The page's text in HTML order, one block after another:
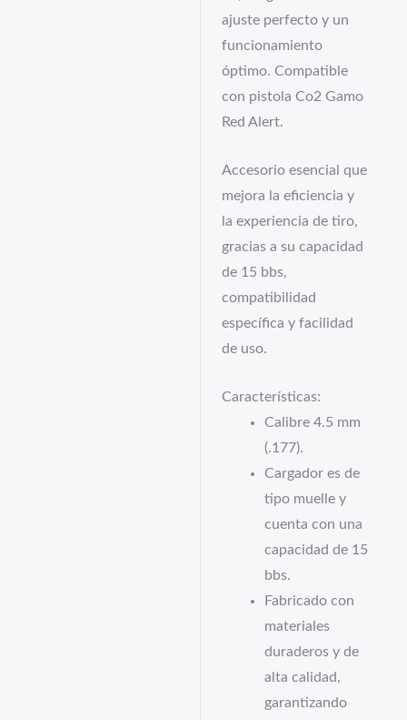
ajuste perfecto y un
funcionamiento
óptimo. Compatible
con pistola Co2 Gamo
Red Alert.
Accesorio esencial que
mejora la eficiencia y
la experiencia de tiro,
gracias a su capacidad
de 15 bbs,
compatibilidad
específica y facilidad
de uso.
Características:
Calibre 4.5 mm
(.177).
Cargador es de
tipo muelle y
cuenta con una
capacidad de 15
bbs.
Fabricado con
materiales
duraderos y de
alta calidad,
garantizando